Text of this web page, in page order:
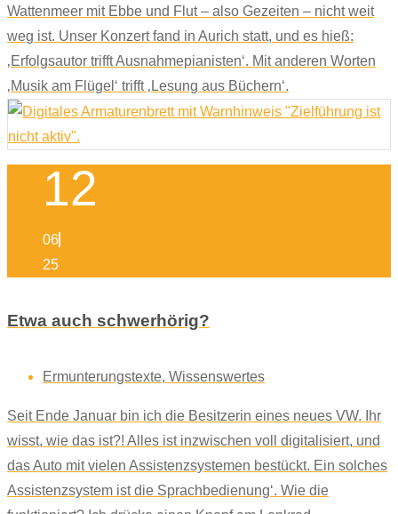
Wattenmeer mit Ebbe und Flut – also Gezeiten – nicht weit
weg ist. Unser Konzert fand in Aurich statt, und es hieß:
‚Erfolgsautor trifft Ausnahmepianisten‘. Mit anderen Worten
‚Musik am Flügel‘ trifft ‚Lesung aus Büchern‘.
12
06
25
Etwa auch schwerhörig?
Ermunterungstexte, Wissenswertes
Seit Ende Januar bin ich die Besitzerin eines neues VW. Ihr
wisst, wie das ist?! Alles ist inzwischen voll digitalisiert, und
das Auto mit vielen Assistenzsystemen bestückt. Ein solches
Assistenzsystem ist die Sprachbedienung‘. Wie die